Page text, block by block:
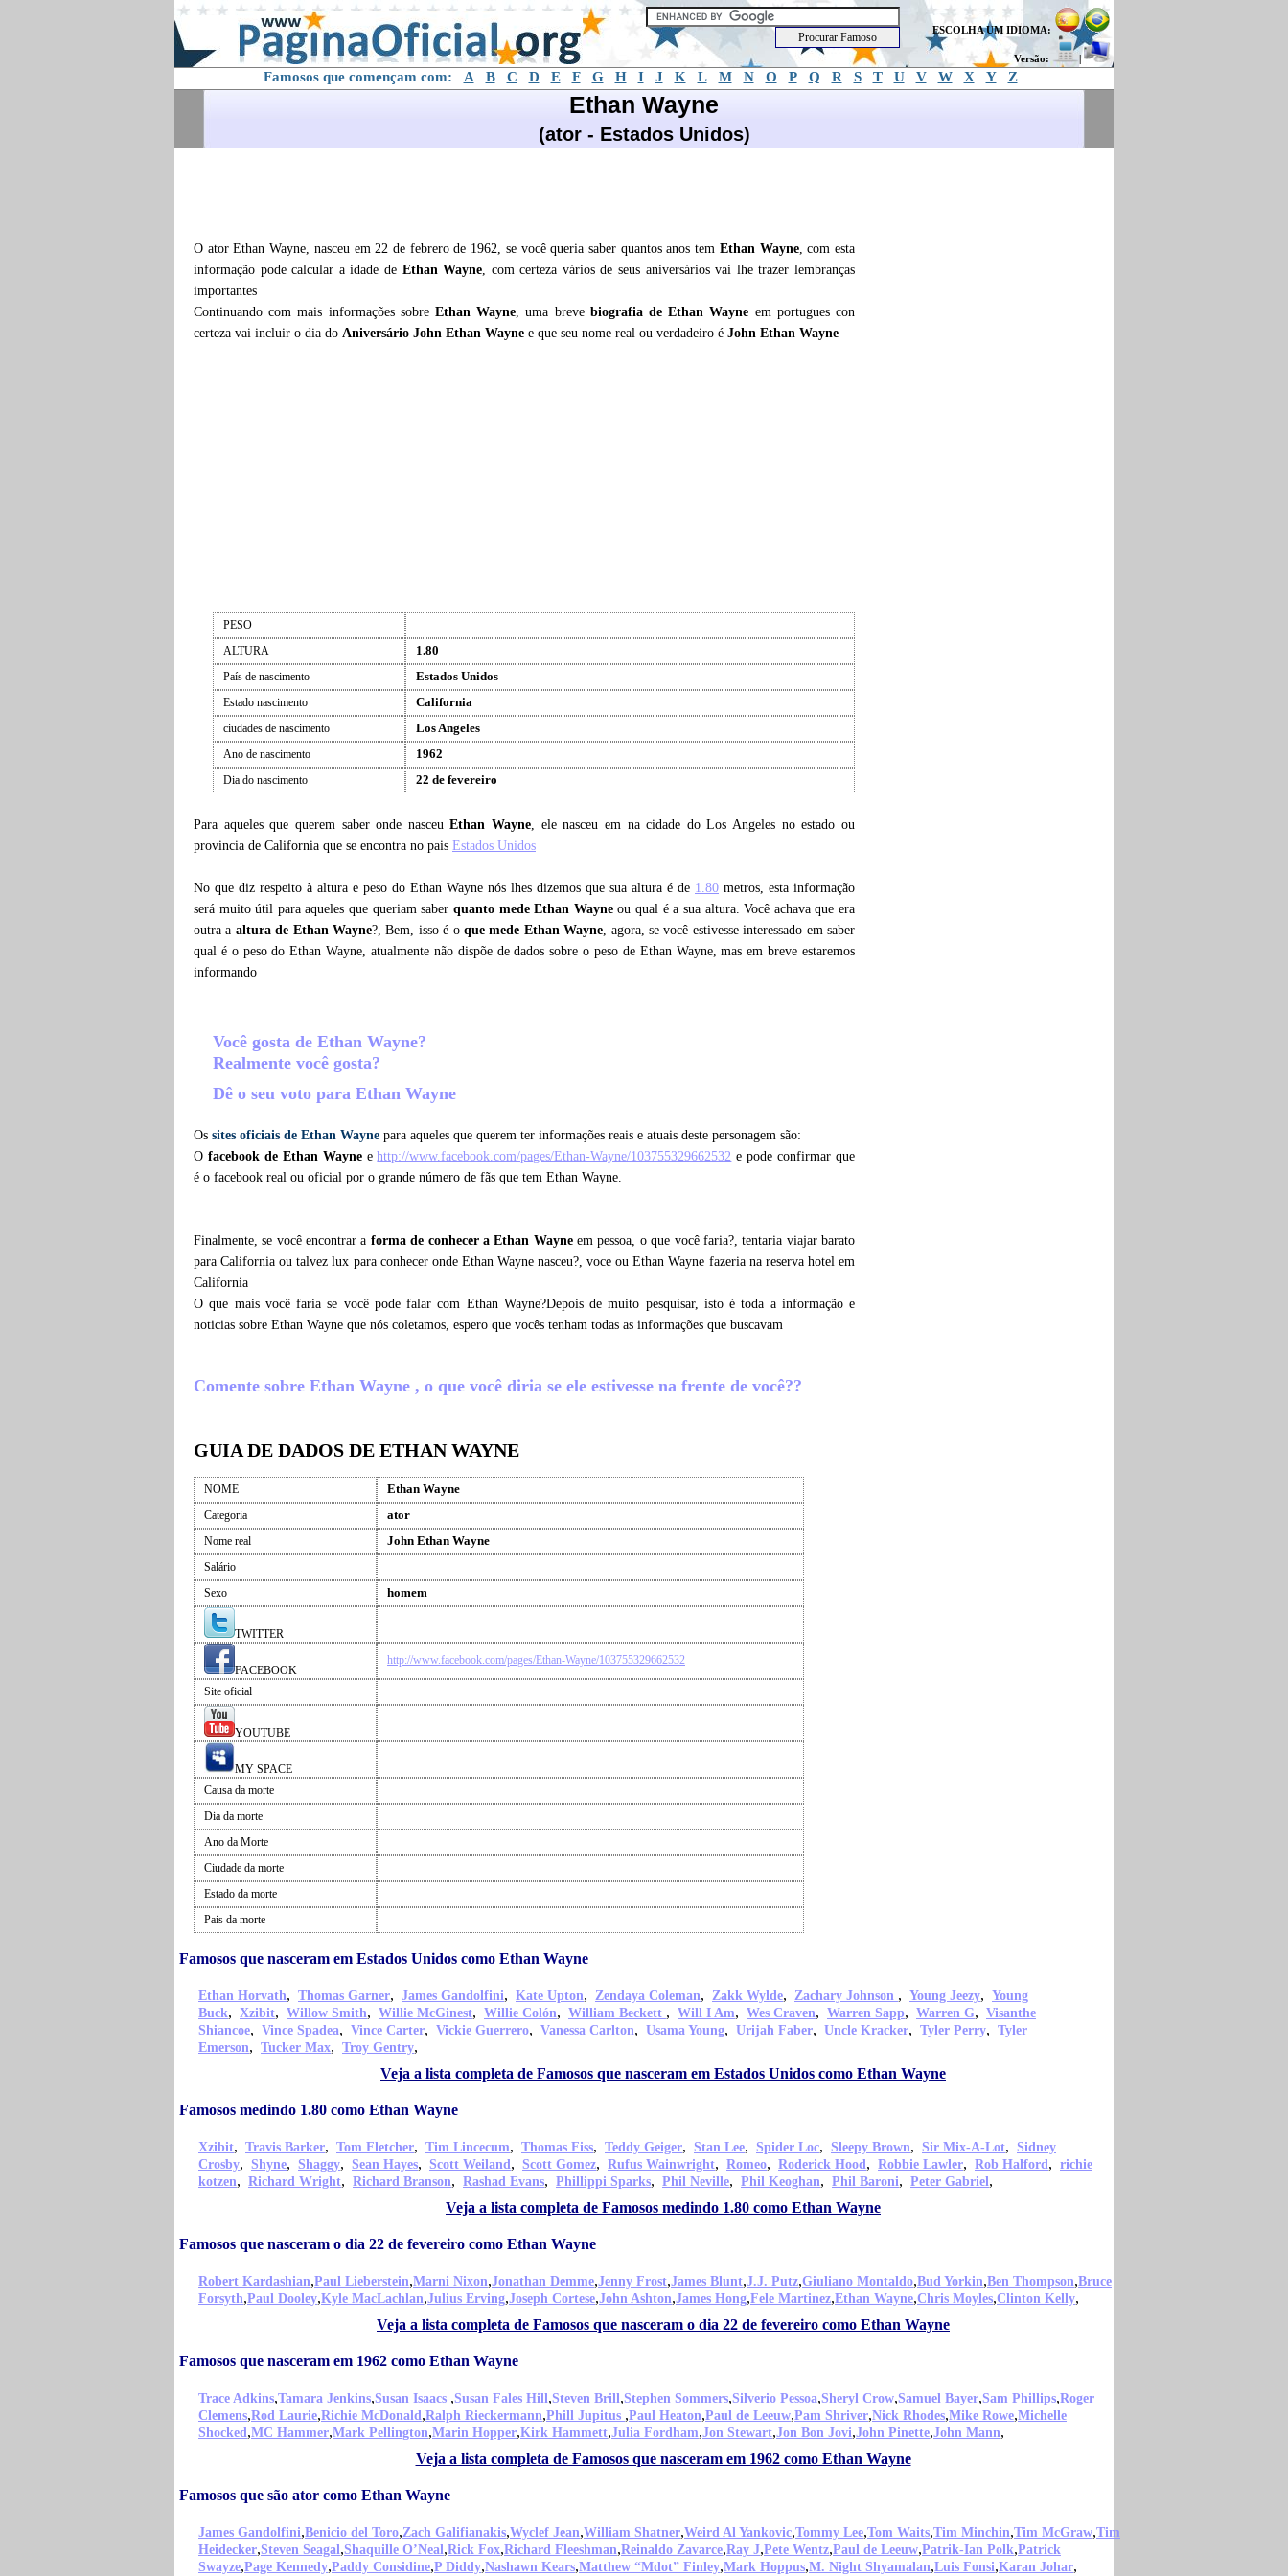
ESCOLHA UM IDIOMA:
Versão: |
Famosos que començam com: A B C D E F G H I J K L M N O P Q R S T U V W X Y Z
Ethan Wayne
(ator - Estados Unidos)
O ator Ethan Wayne, nasceu em 22 de febrero de 1962, se você queria saber quantos anos tem Ethan Wayne, com esta
informação pode calcular a idade de Ethan Wayne, com certeza vários de seus aniversários vai lhe trazer lembranças
importantes
Continuando com mais informações sobre Ethan Wayne, uma breve biografia deEthan Wayne em portugues con
certeza vai incluir o dia do Aniversário John Ethan Wayne e que seu nome real ou verdadeiro é John Ethan Wayne
PESO
ALTURA
1.80
País de nascimento Estados Unidos
Estado nascimento California
ciudades de nascimento Los Angeles
Ano de nascimento 1962
Dia do nascimento 22 de fevereiro
Para aqueles que querem saber onde nasceuEthan Wayne, ele nasceu em na cidade do Los Angeles no estado ou
provincia de California que se encontra no pais Estados Unidos
No que diz respeito à altura e peso do Ethan Wayne nós lhes dizemos que sua altura é de 1.80 metros, esta informação
será muito útil para aqueles que queriam saber quanto mede Ethan Wayneou qual é a sua altura. Você achava que era
outra a altura de Ethan Wayne?, Bem, isso é oque mede Ethan Wayne, agora, se você estivesse interessado em saber
qual é o peso do Ethan Wayne, atualmente não dispõe de dados sobre o peso de Ethan Wayne, mas em breve estaremos
informando
Você gosta de Ethan Wayne?
Realmente você gosta?
Dê o seu voto para Ethan Wayne
Os sites oficiais de Ethan Wayne para aqueles que querem ter informações reais e atuais deste personagem são:
O facebook de Ethan Wayneehttp://www.facebook.com/pages/Ethan-Wayne/103755329662532 e pode confirmar que
é o facebook real ou oficial por o grande número de fãs que tem Ethan Wayne.
Finalmente, se você encontrar a forma de conhecer a Ethan Wayneem pessoa, o que você faria?, tentaria viajar barato
para California ou talvez lux para conhecer onde Ethan Wayne nasceu?, voce ou Ethan Wayne fazeria na reserva hotel em
California
O que mais você faria se você pode falar com Ethan Wayne?Depois de muito pesquisar, isto é toda a informação e
noticias sobre Ethan Wayne que nós coletamos, espero que vocês tenham todas as informações que buscavam
Comente sobre Ethan Wayne , o que você diria se ele estivesse na frente de você??
GUIA DE DADOS DE ETHAN WAYNE
NOME Ethan Wayne
Categoria ator
Nome real John Ethan Wayne
Salário
Sexo
homem
TWITTER
FACEBOOK
http://www.facebook.com/pages/Ethan-Wayne/103755329662532
Site oficial
YOUTUBE
MY SPACE
Causa da morte
Dia da morte
Ano da Morte
Ciudade da morte
Estado da morte
Pais da morte
Famosos que nasceram em Estados Unidos como Ethan Wayne
Ethan Horvath, Thomas Garner, James Gandolfini, Kate Upton, Zendaya Coleman, Zakk Wylde, Zachary Johnson , Young Jeezy, Young
Buck, Xzibit, Willow Smith, Willie McGinest, Willie Colón, William Beckett , Will I Am, Wes Craven, Warren Sapp, Warren G, Visanthe
Shiancoe, Vince Spadea, Vince Carter, Vickie Guerrero, Vanessa Carlton, Usama Young, Urijah Faber, Uncle Kracker, Tyler Perry, Tyler
Emerson, Tucker Max, Troy Gentry,
Veja a lista completa de Famosos que nasceram em Estados Unidos como Ethan Wayne
Famosos medindo 1.80 como Ethan Wayne
Xzibit, Travis Barker, Tom Fletcher, Tim Lincecum, Thomas Fiss, Teddy Geiger, Stan Lee, Spider Loc, Sleepy Brown, Sir Mix-A-Lot, Sidney
Crosby, Shyne, Shaggy, Sean Hayes, Scott Weiland, Scott Gomez, Rufus Wainwright, Romeo, Roderick Hood, Robbie Lawler, Rob Halford, richie
kotzen, Richard Wright, Richard Branson, Rashad Evans, Phillippi Sparks, Phil Neville, Phil Keoghan, Phil Baroni, Peter Gabriel,
Veja a lista completa de Famosos medindo 1.80 como Ethan Wayne
Famosos que nasceram o dia 22 de fevereiro como Ethan Wayne
Robert Kardashian,Paul Lieberstein,Marni Nixon,Jonathan Demme,Jenny Frost,James Blunt,J.J. Putz,Giuliano Montaldo,Bud Yorkin,Ben Thompson,Bruce
Forsyth,Paul Dooley,Kyle MacLachlan,Julius Erving,Joseph Cortese,John Ashton,James Hong,Fele Martinez,Ethan Wayne,Chris Moyles,Clinton Kelly,
Veja a lista completa de Famosos que nasceram o dia 22 de fevereiro como Ethan Wayne
Famosos que nasceram em 1962 como Ethan Wayne
Trace Adkins,Tamara Jenkins,Susan Isaacs ,Susan Fales Hill,Steven Brill,Stephen Sommers,Silverio Pessoa,Sheryl Crow,Samuel Bayer,Sam Phillips,Roger
Clemens,Rod Laurie,Richie McDonald,Ralph Rieckermann,Phill Jupitus ,Paul Heaton,Paul de Leeuw,Pam Shriver,Nick Rhodes,Mike Rowe,Michelle
Shocked,MC Hammer,Mark Pellington,Marin Hopper,Kirk Hammett,Julia Fordham,Jon Stewart,Jon Bon Jovi,John Pinette,John Mann,
Veja a lista completa de Famosos que nasceram em 1962 como Ethan Wayne
Famosos que são ator como Ethan Wayne
James Gandolfini,Benicio del Toro,Zach Galifianakis,Wyclef Jean,William Shatner,Weird Al Yankovic,Tommy Lee,Tom Waits,Tim Minchin,Tim McGraw,Tim
Heidecker,Steven Seagal,Shaquille O’Neal,Rick Fox,Richard Fleeshman,Reinaldo Zavarce,Ray J,Pete Wentz,Paul de Leeuw,Patrik-Ian Polk,Patrick
Swayze,Page Kennedy,Paddy Considine,P Diddy,Nashawn Kears,Matthew “Mdot” Finley,Mark Hoppus,M. Night Shyamalan,Luis Fonsi,Karan Johar,